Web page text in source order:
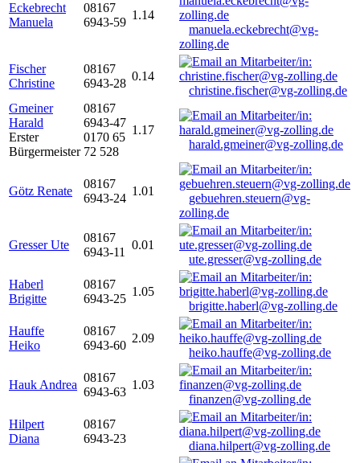
Eckebrecht
Manuela
08167
6943-59
1.14
manuela.eckebrecht@vg-
zolling.de
Fischer
Christine
08167
6943-28
0.14
christine.fischer@vg-zolling.de
Gmeiner
Harald
Erster
Bürgermeister
08167
6943-47
0170 65
72 528
1.17
harald.gmeiner@vg-zolling.de
Götz Renate
08167
6943-24
1.01
gebuehren.steuern@vg-
zolling.de
Gresser Ute
08167
6943-11
0.01
ute.gresser@vg-zolling.de
Haberl
Brigitte
08167
6943-25
1.05
brigitte.haberl@vg-zolling.de
Hauffe
Heiko
08167
6943-60
2.09
heiko.hauffe@vg-zolling.de
Hauk Andrea
08167
6943-63
1.03
finanzen@vg-zolling.de
Hilpert
Diana
08167
6943-23
diana.hilpert@vg-zolling.de